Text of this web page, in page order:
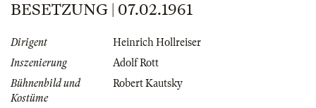
BESETZUNG | 07.02.1961
Dirigent
Heinrich Hollreiser
Inszenierung
Adolf Rott
Bühnenbild und
Kostüme
Robert Kautsky